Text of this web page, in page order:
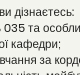
дізнаєтесь:
035 та
кафедри;
за